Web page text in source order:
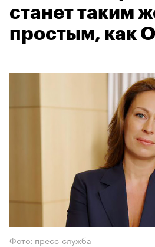
станет таким
простым, как
Фото: пресс-служба